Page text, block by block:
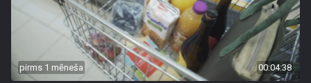
pirms 1 mēneša 00:04:38